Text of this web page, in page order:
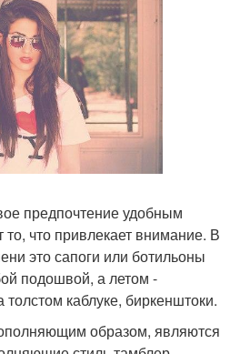
предпочтение удобным
что привлекает внимание. В
это сапоги или ботильоны
подошвой, а летом -
каблуке, биркенштоки.
образом, являются